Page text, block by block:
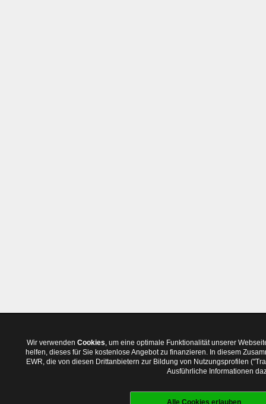
Wir verwenden Cookies, um eine optimale Funktionalität unserer
helfen, dieses für Sie kostenlose Angebot zu finanzieren. In diesem
EWR, die von diesen Drittanbietern zur Bildung von Nutzungsprofilen
Ausführliche Informationen
Alle Cookies erlauben